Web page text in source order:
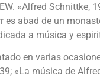
«Alfred
es abad de un
a música y
en varias
«La música de